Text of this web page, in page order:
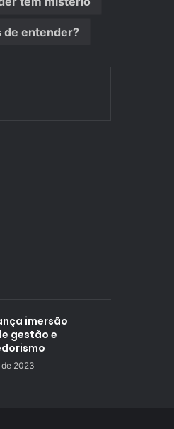
de entender?
imersão
gestão e
de 2023